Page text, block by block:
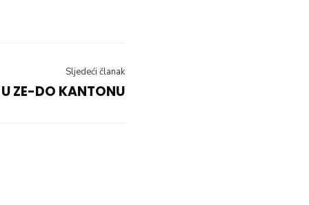
Sljedeći članak
ZE-DO KANTONU